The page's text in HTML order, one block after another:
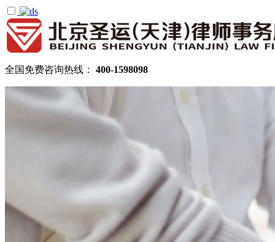
全国免费咨询热线： 400-1598098
律所公告
拆迁律师团队